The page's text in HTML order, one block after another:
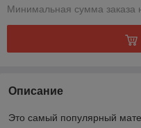
Минимальная сумма заказа
Описание
Это самый популярный